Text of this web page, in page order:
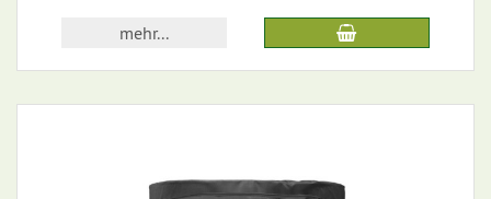
mehr...